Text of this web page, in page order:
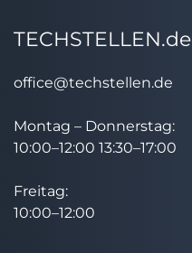
TECHSTELLEN.de
office@techstellen.de
Montag – Donnerstag:
10:00–12:00 13:30–17:00
Freitag:
10:00–12:00